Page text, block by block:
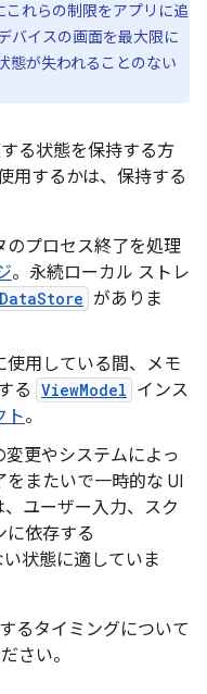
れらの制限をアプリに追
バイスの画面を最大限に
態が失われることのない
る状態を保持する方
用するかは、保持する
のプロセス終了を処理
。永続ローカル ストレ
DataStore がありま
用している間、メモ
る ViewModel インス
ト。
変更やシステムによっ
またいで一時的な UI
ユーザー入力、スク
に依存する
状態に適していま
るタイミングについて
さい。